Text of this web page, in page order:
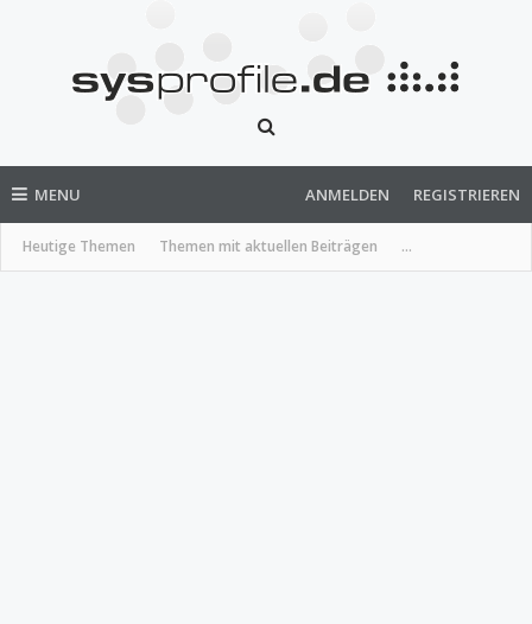
MENU
Heutige Themen Themen mit aktuellen Beiträgen ...
ANMELDEN REGISTRIEREN